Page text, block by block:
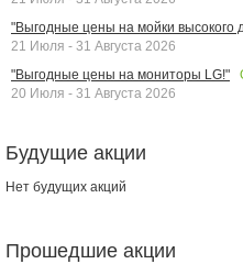
"Выгодные цены на мойки высокого
21 Июля - 31 Августа 2026
"Выгодные цены на мониторы LG!"
20 Июля - 31 Августа 2026
Будущие акции
Нет будущих акций
Прошедшие акции